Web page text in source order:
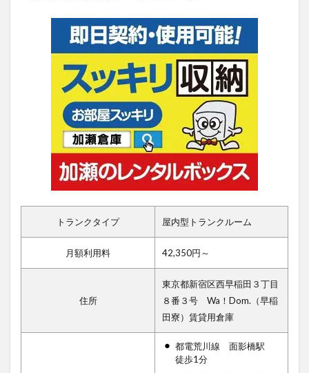
トランクタイプ 屋内型トランクルーム
月額利用料 42,350円～
住所
東京都新宿区西早稲田３丁目
８番３号 Wa！Dom.（早稲
田寮）賃貸用倉庫
都電荒川線 面影橋駅
徒歩1分